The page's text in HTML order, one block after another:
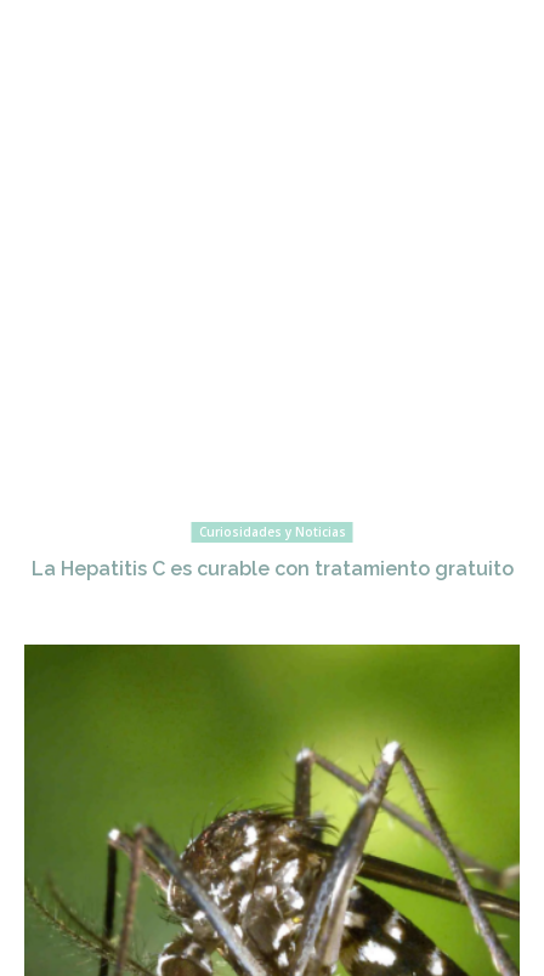
Curiosidades y Noticias
La Hepatitis C es curable con tratamiento gratuito